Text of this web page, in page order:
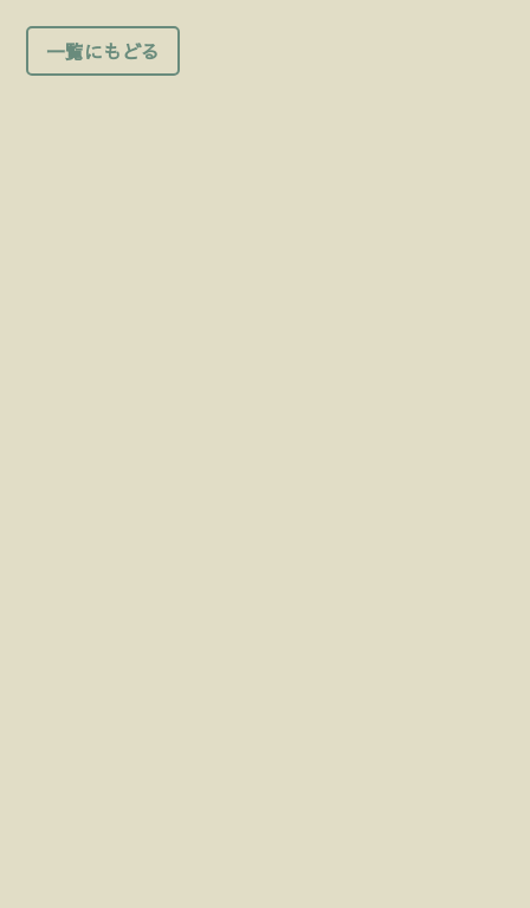
一覧にもどる